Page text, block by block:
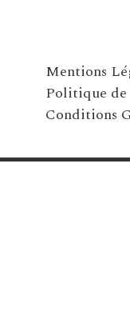
Mentions
Politique
Conditions